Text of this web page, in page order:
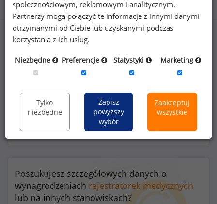
Benefity na stanowisku rejestratorka medyczna
21 %
imprezy integracyjne
Poszukujesz szczegółowych danych o
wynagrodzeniach rejestratorek medycznych
lub na innych stanowiskach?
społecznościowym, reklamowym i analitycznym.
Partnerzy mogą połączyć te informacje z innymi danymi
otrzymanymi od Ciebie lub uzyskanymi podczas
korzystania z ich usług.
Niezbędne Preferencje Statystyki Marketing
Tylko
niezbędne
Zapisz
powyższy
wybór
Zaakceptuj
wszystkie